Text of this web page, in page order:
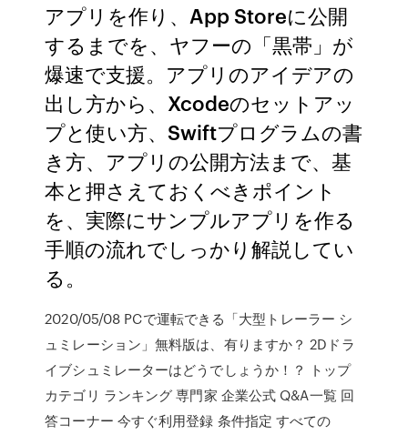
アプリを作り、App Storeに公開
するまでを、ヤフーの「黒帯」が
爆速で支援。アプリのアイデアの
出し方から、Xcodeのセットアッ
プと使い方、Swiftプログラムの書
き方、アプリの公開方法まで、基
本と押さえておくべきポイント
を、実際にサンプルアプリを作る
手順の流れでしっかり解説してい
る。
2020/05/08 PCで運転できる「大型トレーラー シ
ュミレーション」無料版は、有りますか？ 2Dドラ
イブシュミレーターはどうでしょうか！？ トップ
カテゴリ ランキング 専門家 企業公式 Q&A一覧 回
答コーナー 今すぐ利用登録 条件指定 すべての